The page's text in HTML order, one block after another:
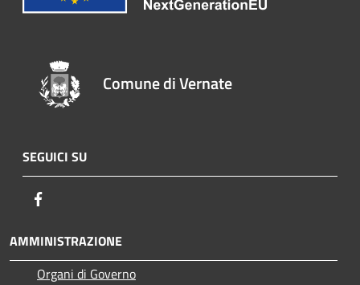
Comune di Vernate
SEGUICI SU
AMMINISTRAZIONE
Organi di Governo